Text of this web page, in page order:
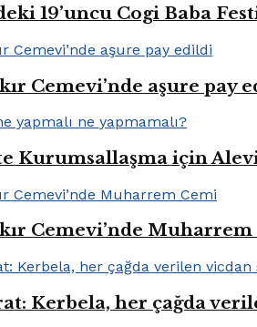
19’uncu Cogi Baba
Cemevi’nde aşure pay
Kurumsallaşma için
Cemevi’nde Muharrem
Kerbela, her çağda